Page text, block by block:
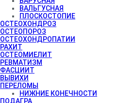
ВАЛЬГУСНАЯ
ПЛОСКОСТОПИЕ
ОСТЕОХОНДРОЗ
ОСТЕОПОРОЗ
ОСТЕОХОНДРОПАТИИ
РАХИТ
ОСТЕОМИЕЛИТ
РЕВМАТИЗМ
ФАСЦИИТ
ВЫВИХИ
ПЕРЕЛОМЫ
НИЖНИЕ КОНЕЧНОСТИ
ПОДАГРА